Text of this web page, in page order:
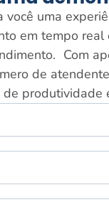
você uma
em tempo
Com
de
produtividade